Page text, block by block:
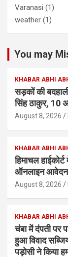
Varanasi (1)
weather (1)
You may
KHABAR ABHI
सड़कों की
सिंह ठाकुर, 10
August 8, 2026
KHABAR ABHI
हिमाचल
ऑनलाइन आवेदन
August 8, 2026
KHABAR ABHI
चंबा में दंपती पर
हुआ विवाद
पड़ोसी ने किया